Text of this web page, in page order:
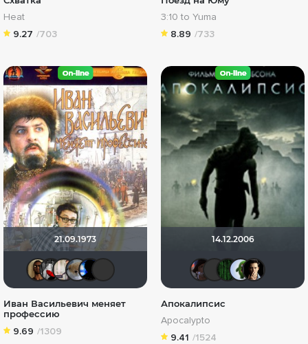
Heat
9.27 /703
3:10 to Yuma
8.89 /733
21.09.1973
Mad_Max
Мышь Белаяchaos-lilith
Иван Васильевич меняет
профессию
9.69 /1309
14.12.2006
Апокалипсис
Apocalypto
9.41 /1524